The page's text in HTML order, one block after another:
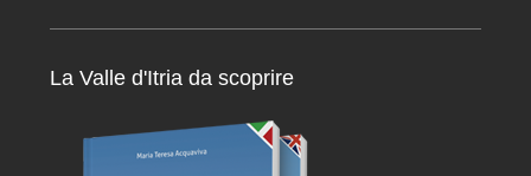
La Valle d'Itria da scoprire